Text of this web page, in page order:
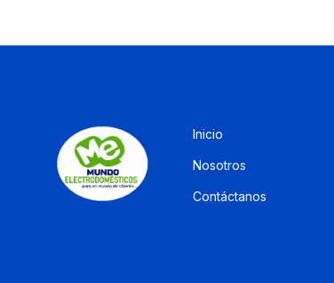
Inicio
Nosotros
Contáctanos